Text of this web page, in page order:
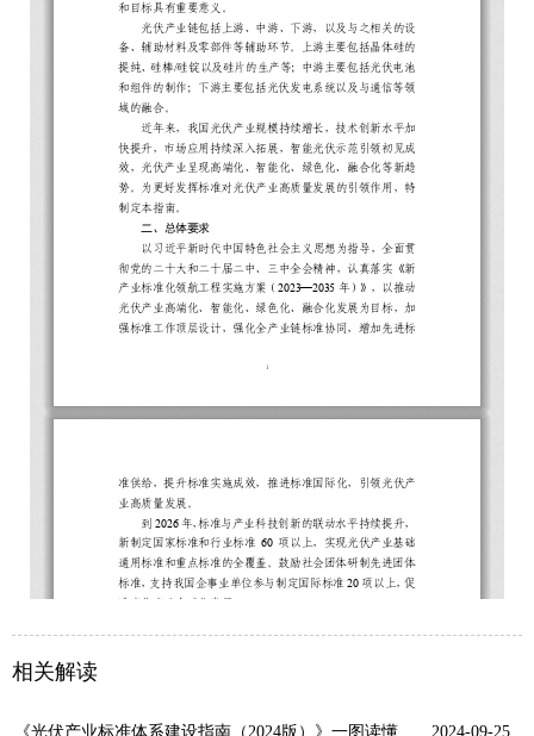
相关解读
《光伏产业标准体系建设指南（2024版）》一图读懂 2024-09-25